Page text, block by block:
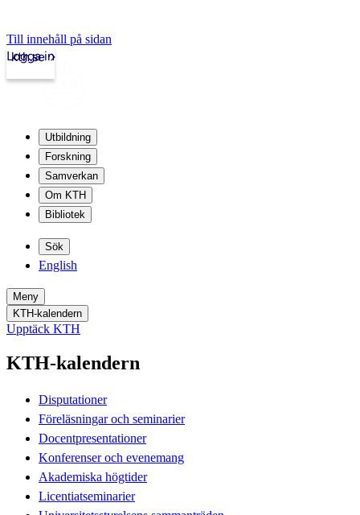
Till innehåll på sidan
kth.se
Logga in
Utbildning
Forskning
Samverkan
Om KTH
Bibliotek
Sök
English
Meny
KTH-kalendern
Upptäck KTH
KTH-kalendern
Disputationer
Föreläsningar och seminarier
Docentpresentationer
Konferenser och evenemang
Akademiska högtider
Licentiatseminarier